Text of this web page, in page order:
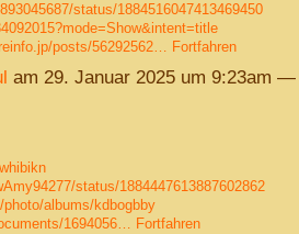
status/1884516047413469450
posts/56292562… Fortfahren
am 29. Januar 2025 um 9:23am —
status/1884447613887602862
albums/kdbogbby
1694056… Fortfahren